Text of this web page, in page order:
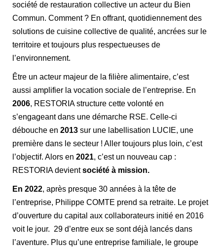
société de restauration collective un acteur du Bien
Commun. Comment ? En offrant, quotidiennement des
solutions de cuisine collective de qualité, ancrées sur le
territoire et toujours plus respectueuses de
l’environnement.
Être un acteur majeur de la filière alimentaire, c’est
aussi amplifier la vocation sociale de l’entreprise. En
2006, RESTORIA structure cette volonté en
s’engageant dans une démarche RSE. Celle-ci
débouche en 2013 sur une labellisation LUCIE, une
première dans le secteur ! Aller toujours plus loin, c’est
l’objectif. Alors en 2021, c’est un nouveau cap :
RESTORIA devientsociété à mission.
En 2022, après presque 30 années à la tête de
l’entreprise, Philippe COMTE prend sa retraite. Le projet
d’ouverture du capital aux collaborateurs initié en 2016
voit le jour. 29 d’entre eux se sont déjà lancés dans
l’aventure. Plus qu’une entreprise familiale, le groupe